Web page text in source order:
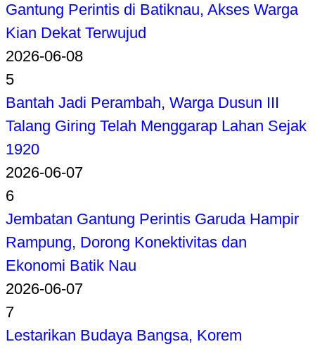
Gantung Perintis di Batiknau, Akses Warga
Kian Dekat Terwujud
2026-06-08
5
Bantah Jadi Perambah, Warga Dusun III
Talang Giring Telah Menggarap Lahan Sejak
1920
2026-06-07
6
Jembatan Gantung Perintis Garuda Hampir
Rampung, Dorong Konektivitas dan
Ekonomi Batik Nau
2026-06-07
7
Lestarikan Budaya Bangsa, Korem